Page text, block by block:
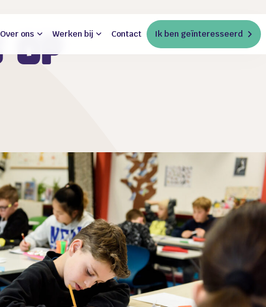
Over ons Werken bij Contact Ik ben geïnteresseerd
op